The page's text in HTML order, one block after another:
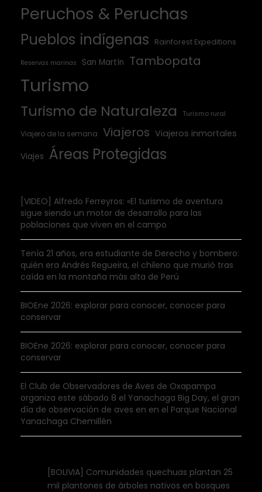
Peruchos & Peruchas
Pueblos indígenas Rainforest Expeditions
Reservas marinas San Martín Tambopata
Turismo
Turismo de Naturaleza Turismo rural
Viajero de la semana Viajeros Viajeros inmortales
Viajes Áreas Protegidas
[VIDEO] Alfredo Ferreyros: «El turismo de aventura
sigue siendo un motor de desarrollo para las
poblaciones que viven en el campo
Tenía 21 años, era estudiante de Derecho y bombero:
quién era Andrés Regueira, el chileno que murió tras
caída en la montaña más alta de Perú
BIOEne 2026: explorar para conocer, conocer para
conservar
BIOEne 2026: explorar para conocer, conocer para
conservar
El Club de Observadores de Aves de Oxapampa
organiza este sábado 8 el Yanachaga Big Day, el gran
día de observación de aves en en el Parque Nacional
Yanachaga Chemillén
[BOLIVIA] Comunidades quechuas plantan 25
mil plantones de árboles nativos en bosques